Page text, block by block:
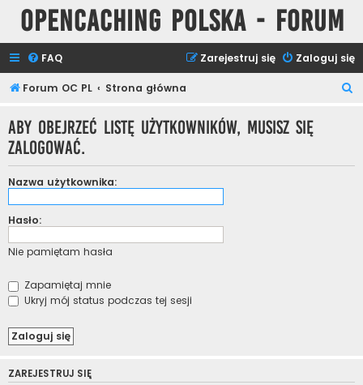
Opencaching Polska - Forum
FAQ Zaloguj się
Zarejestruj się
Forum OC PL Strona główna
Aby obejrzeć listę użytkowników, musisz się
zalogować.
Nazwa użytkownika:
Hasło:
Nie pamiętam hasła
Zapamiętaj mnie
Ukryj mój status podczas tej sesji
ZAREJESTRUJ SIĘ